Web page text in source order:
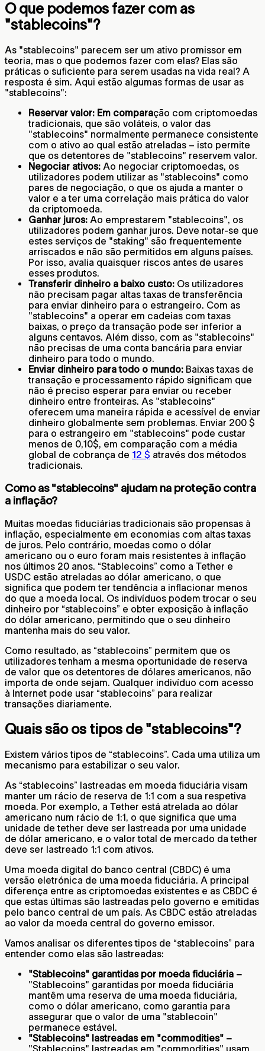
O que podemos fazer com as
"stablecoins"?
As "stablecoins" parecem ser um ativo promissor em
teoria, mas o que podemos fazer com elas? Elas são
práticas o suficiente para serem usadas na vida real? A
resposta é sim. Aqui estão algumas formas de usar as
"stablecoins":
Reservar valor: Em comparação com criptomoedas
tradicionais, que são voláteis, o valor das
"stablecoins" normalmente permanece consistente
com o ativo ao qual estão atreladas – isto permite
que os detentores de "stablecoins" reservem valor. ‍
Negociar ativos: Ao negociar criptomoedas, os
utilizadores podem utilizar as "stablecoins" como
pares de negociação, o que os ajuda a manter o
valor e a ter uma correlação mais prática do valor
da criptomoeda. ‍
Ganhar juros: Ao emprestarem "stablecoins", os
utilizadores podem ganhar juros. Deve notar-se que
estes serviços de "staking" são frequentemente
arriscados e não são permitidos em alguns países.
Por isso, avalia quaisquer riscos antes de usares
esses produtos.
Transferir dinheiro a baixo custo: Os utilizadores
não precisam pagar altas taxas de transferência
para enviar dinheiro para o estrangeiro. Com as
"stablecoins" a operar em cadeias com taxas
baixas, o preço da transação pode ser inferior a
alguns centavos. Além disso, com as "stablecoins"
não precisas de uma conta bancária para enviar
dinheiro para todo o mundo.
Enviar dinheiro para todo o mundo: Baixas taxas de
transação e processamento rápido significam que
não é preciso esperar para enviar ou receber
dinheiro entre fronteiras. As "stablecoins"
oferecem uma maneira rápida e acessível de enviar
dinheiro globalmente sem problemas. Enviar 200 $
para o estrangeiro em "stablecoins" pode custar
menos de 0,10$, em comparação com a média
global de cobrança de 12 $ através dos métodos
tradicionais.
Como as "stablecoins" ajudam na proteção contra
a inflação?
Muitas moedas fiduciárias tradicionais são propensas à
inflação, especialmente em economias com altas taxas
de juros. Pelo contrário, moedas como o dólar
americano ou o euro foram mais resistentes à inflação
nos últimos 20 anos. “Stablecoins” como a Tether e
USDC estão atreladas ao dólar americano, o que
significa que podem ter tendência a inflacionar menos
do que a moeda local. Os indivíduos podem trocar o seu
dinheiro por “stablecoins” e obter exposição à inflação
do dólar americano, permitindo que o seu dinheiro
mantenha mais do seu valor.
Como resultado, as “stablecoins” permitem que os
utilizadores tenham a mesma oportunidade de reserva
de valor que os detentores de dólares americanos, não
importa de onde sejam. Qualquer indivíduo com acesso
à Internet pode usar “stablecoins” para realizar
transações diariamente.
Quais são os tipos de "stablecoins"?
Existem vários tipos de “stablecoins”. Cada uma utiliza um
mecanismo para estabilizar o seu valor.
As “stablecoins” lastreadas em moeda fiduciária visam
manter um rácio de reserva de 1:1 com a sua respetiva
moeda. Por exemplo, a Tether está atrelada ao dólar
americano num rácio de 1:1, o que significa que uma
unidade de tether deve ser lastreada por uma unidade
de dólar americano, e o valor total de mercado da tether
deve ser lastreado 1:1 com ativos.
Uma moeda digital do banco central (CBDC) é uma
versão eletrónica de uma moeda fiduciária. A principal
diferença entre as criptomoedas existentes e as CBDC é
que estas últimas são lastreadas pelo governo e emitidas
pelo banco central de um país. As CBDC estão atreladas
ao valor da moeda central do governo emissor.
Vamos analisar os diferentes tipos de “stablecoins” para
entender como elas são lastreadas:
"Stablecoins" garantidas por moeda fiduciária –
"Stablecoins" garantidas por moeda fiduciária
mantêm uma reserva de uma moeda fiduciária,
como o dólar americano, como garantia para
assegurar que o valor de uma "stablecoin"
permanece estável.
"Stablecoins" lastreadas em "commodities" –
"Stablecoins" lastreadas em "commodities" usam